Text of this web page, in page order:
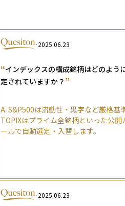
2025.06.23
“インデックスの構成銘柄はどのよう
定されていますか？ ”
A.S&P500は流動性・黒字など厳格基準
TOPIXはプライム全銘柄といった公開
ールで自動選定・入替します。
2025.06.23